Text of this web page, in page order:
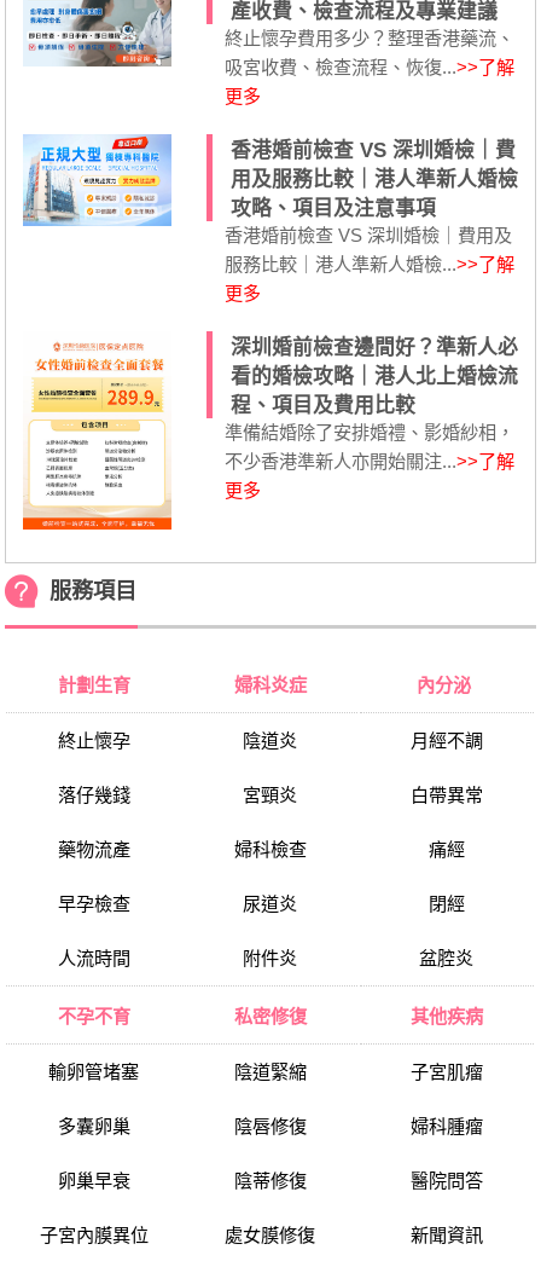
產收費、檢查流程及專業建議
終止懷孕費用多少？整理香港藥流、
吸宮收費、檢查流程、恢復...>>了解
更多
香港婚前檢查 VS 深圳婚檢｜費
用及服務比較｜港人準新人婚檢
攻略、項目及注意事項
香港婚前檢查 VS 深圳婚檢｜費用及
服務比較｜港人準新人婚檢...>>了解
更多
深圳婚前檢查邊間好？準新人必
看的婚檢攻略｜港人北上婚檢流
程、項目及費用比較
準備結婚除了安排婚禮、影婚紗相，
不少香港準新人亦開始關注...>>了解
更多
服務項目
計劃生育
終止懷孕
落仔幾錢
藥物流產
早孕檢查
人流時間
婦科炎症
陰道炎
宮頸炎
婦科檢查
尿道炎
附件炎
內分泌
月經不調
白帶異常
痛經
閉經
盆腔炎
不孕不育
輸卵管堵塞
多囊卵巢
卵巢早衰
子宮內膜異位
私密修復
陰道緊縮
陰唇修復
陰蒂修復
處女膜修復
其他疾病
子宮肌瘤
婦科腫瘤
醫院問答
新聞資訊